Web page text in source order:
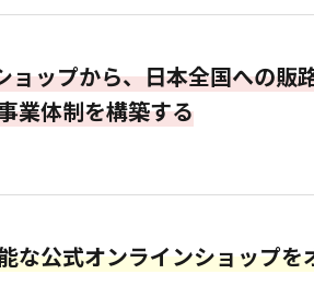
ョップから、日本全国への販
業体制を構築する
な公式オンラインショップを